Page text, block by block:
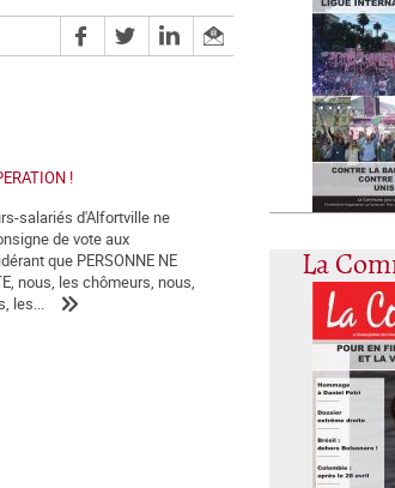
La
!
salariés d'Alfortville ne
de vote aux
que PERSONNE NE
nous, les chômeurs, nous,
les...